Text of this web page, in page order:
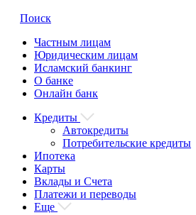
Поиск
Частным лицам
Юридическим лицам
Исламский банкинг
О банке
Онлайн банк
Кредиты
Автокредиты
Потребительские кредиты
Ипотека
Карты
Вклады и Счета
Платежи и переводы
Еще